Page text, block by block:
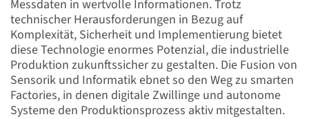
Messdaten in wertvolle Informationen. Trotz
technischer Herausforderungen in Bezug auf
Komplexität, Sicherheit und Implementierung bietet
diese Technologie enormes Potenzial, die industrielle
Produktion zukunftssicher zu gestalten. Die Fusion von
Sensorik und Informatik ebnet so den Weg zu smarten
Factories, in denen digitale Zwillinge und autonome
Systeme den Produktionsprozess aktiv mitgestalten.